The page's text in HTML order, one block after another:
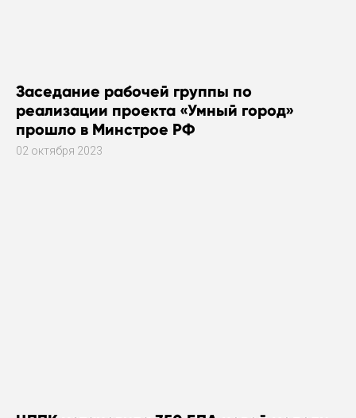
Заседание рабочей группы по
реализации проекта «Умный город»
прошло в Минстрое РФ
02 октября 2023